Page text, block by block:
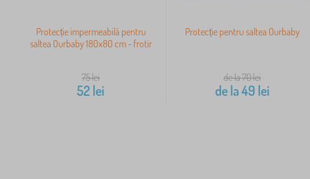
Protecție impermeabilă pentru
saltea Ourbaby 180x80 cm - frotir
75lei
52 lei
Protecție pentru saltea Ourbaby
de la 70lei
de la49 lei